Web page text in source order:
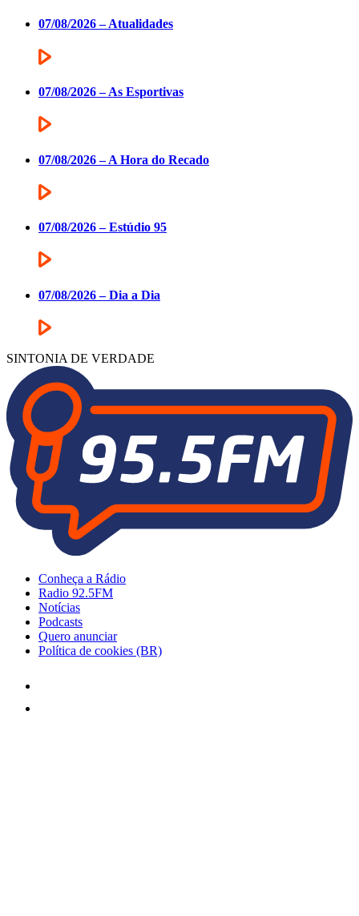
07/08/2026 – Atualidades
07/08/2026 – As Esportivas
07/08/2026 – A Hora do Recado
07/08/2026 – Estúdio 95
07/08/2026 – Dia a Dia
SINTONIA DE VERDADE
Conheça a Rádio
Radio 92.5FM
Notícias
Podcasts
Quero anunciar
Política de cookies (BR)